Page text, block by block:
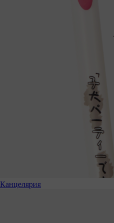
Канцелярия